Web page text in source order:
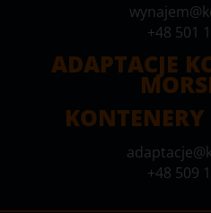
+48 501
ADAPTACJE
+48 509